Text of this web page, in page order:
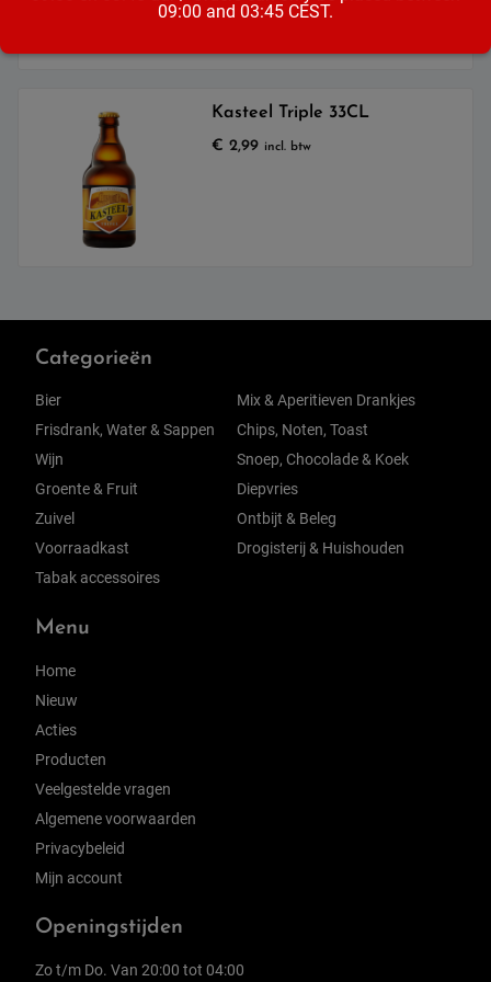
Kasteel Triple 33CL
€ 2,99 incl. btw
Categorieën
Bier
Frisdrank, Water & Sappen
Wijn
Groente & Fruit
Zuivel
Voorraadkast
Tabak accessoires
Mix & Aperitieven Drankjes
Chips, Noten, Toast
Snoep, Chocolade & Koek
Diepvries
Ontbijt & Beleg
Drogisterij & Huishouden
Menu
Home
Nieuw
Acties
Producten
Veelgestelde vragen
Algemene voorwaarden
Privacybeleid
Mijn account
Openingstijden
Zo t/m Do. Van 20:00 tot 04:00
09:00 and 03:45 CEST.